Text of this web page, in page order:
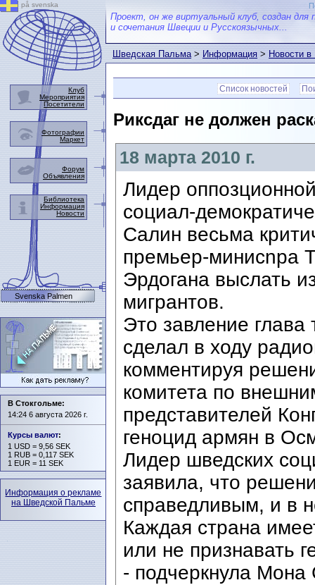
Проект, он же виртуальный клуб, создан для
и сочетания Швеции и Русскоязычных...
Шведская Пальма>Информация>Новости
Список новостей
Риксдаг не должен
18 марта 2010 г.
Лидер
социал-
Салин весьма
премьер-минисnра
Эрдогана выслать
мигрантов.
Это завление глава
сделал в ходу
комментируя
комитета по
представителей
геноцид армян в
Лидер шведских
заявила, что
справедливым, и в
Каждая страна
или не признавать
- подчеркнула Мона
på svenska
Клуб
Мероприятия
Посетители
Фотографии
Маркет
Форум
Объявления
Библиотека
Информация
Новости
Svenska Palmen
В Стокгольме:
14:24 6 августа 2026 г.
Курсы валют:
1 USD = 9,56 SEK
1 RUB = 0,117 SEK
1 EUR = 11 SEK
Информация о рекламе
на Шведской Пальме